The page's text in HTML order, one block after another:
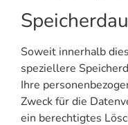
Soweit innerhalb
speziellere
Ihre
Zweck für die
ein berechtigtes